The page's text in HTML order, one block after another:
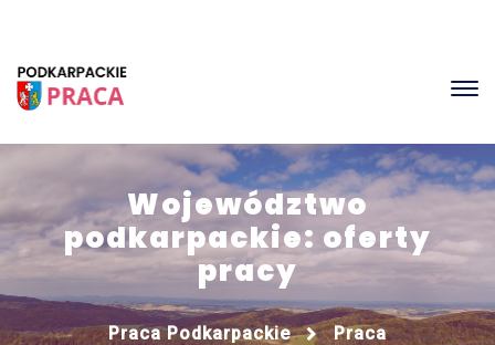
Województwo
podkarpackie: oferty
pracy
Praca Podkarpackie Praca